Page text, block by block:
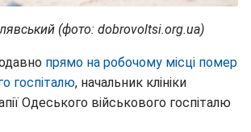
(фото: dobrovoltsi.org.ua)
прямо на робочому місці помер
госпіталю, начальник клініки
Одеського військового госпіталю